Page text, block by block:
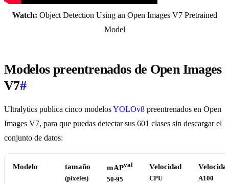
Watch: Object Detection Using an Open Images V7 Pretrained
Model
Modelos preentrenados de Open Images
V7#
Ultralytics publica cinco modelosYOLOv8 preentrenados en Open
Images V7, para que puedas detectar sus 601 clases sin descargar el
conjunto de datos:
Modelo tamaño
(píxeles)
mAPval
50-95
Velocidad
CPU
A100